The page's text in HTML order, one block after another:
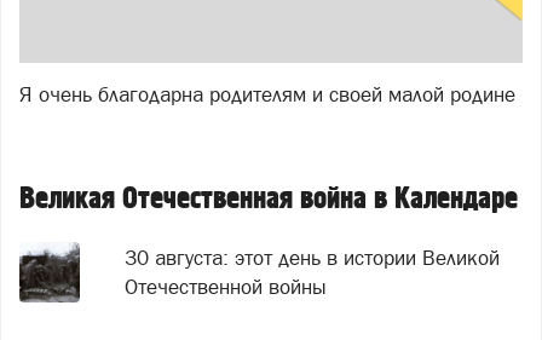
Я очень благодарна родителям и своей малой родине
Великая Отечественная война в Календаре
30 августа: этот день в истории Великой
Отечественной войны